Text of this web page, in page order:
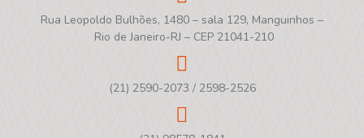
Rua Leopoldo Bulhões, 1480 – sala 129, Manguinhos –
Rio de Janeiro-RJ – CEP 21041-210
(21) 2590-2073 / 2598-2526